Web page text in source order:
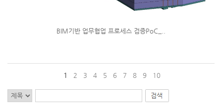
BIM기반 업무협업 프로세스 검증PoC_..
1 2 3 4 5 6 7 8 9 10